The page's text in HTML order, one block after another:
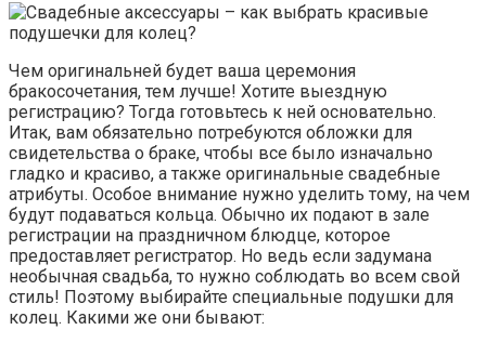
Чем оригинальней будет ваша церемония
бракосочетания, тем лучше! Хотите выездную
регистрацию? Тогда готовьтесь к ней основательно.
Итак, вам обязательно потребуются обложки для
свидетельства о браке, чтобы все было изначально
гладко и красиво, а также оригинальные свадебные
атрибуты. Особое внимание нужно уделить тому, на чем
будут подаваться кольца. Обычно их подают в зале
регистрации на праздничном блюдце, которое
предоставляет регистратор. Но ведь если задумана
необычная свадьба, то нужно соблюдать во всем свой
стиль! Поэтому выбирайте специальные подушки для
колец. Какими же они бывают: